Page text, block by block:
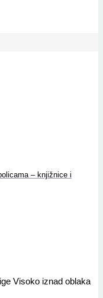
– knjižnice i
Visoko iznad oblaka